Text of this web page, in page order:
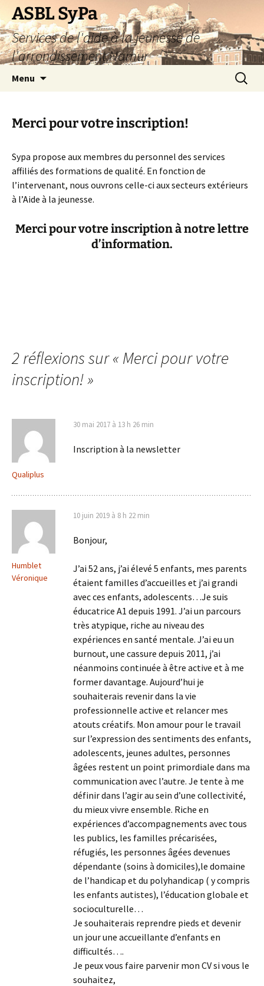
Aller
au
contenu
ASBL SyPa
Services de l'aide à la jeunesse de
l'arrondissement Namur
Menu
Merci pour votre inscription!
Sypa propose aux membres du personnel des services
affiliés des formations de qualité. En fonction de
l’intervenant, nous ouvrons celle-ci aux secteurs extérieurs
à l’Aide à la jeunesse.
Merci pour votre inscription à notre lettre
d’information.
2 réflexions sur « Merci pour votre
inscription!»
Qualiplus
30 mai 2017 à 13 h 26 min
Inscription à la newsletter
Humblet
Véronique
10 juin 2019 à 8 h 22 min
Bonjour,
J’ai 52 ans, j’ai élevé 5 enfants, mes parents
étaient familles d’accueilles et j’ai grandi
avec ces enfants, adolescents…Je suis
éducatrice A1 depuis 1991. J’ai un parcours
très atypique, riche au niveau des
expériences en santé mentale. J’ai eu un
burnout, une cassure depuis 2011, j’ai
néanmoins continuée à être active et à me
former davantage. Aujourd’hui je
souhaiterais revenir dans la vie
professionnelle active et relancer mes
atouts créatifs. Mon amour pour le travail
sur l’expression des sentiments des enfants,
adolescents, jeunes adultes, personnes
âgées restent un point primordiale dans ma
communication avec l’autre. Je tente à me
définir dans l’agir au sein d’une collectivité,
du mieux vivre ensemble. Riche en
expériences d’accompagnements avec tous
les publics, les familles précarisées,
réfugiés, les personnes âgées devenues
dépendante (soins à domiciles),le domaine
de l’handicap et du polyhandicap ( y compris
les enfants autistes), l’éducation globale et
socioculturelle…
Je souhaiterais reprendre pieds et devenir
un jour une accueillante d’enfants en
difficultés….
Je peux vous faire parvenir mon CV si vous le
souhaitez,